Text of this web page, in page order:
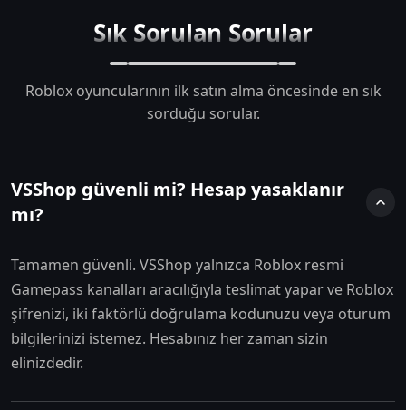
Sık Sorulan Sorular
Roblox oyuncularının ilk satın alma öncesinde en sık
sorduğu sorular.
VSShop güvenli mi? Hesap yasaklanır
mı?
Tamamen güvenli. VSShop yalnızca Roblox resmi
Gamepass kanalları aracılığıyla teslimat yapar ve Roblox
şifrenizi, iki faktörlü doğrulama kodunuzu veya oturum
bilgilerinizi istemez. Hesabınız her zaman sizin
elinizdedir.